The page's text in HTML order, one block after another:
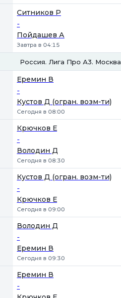
Ситников Р
-
Пойдашев А
Завтра в 04:15
Россия. Лига Про А3. Москва
Еремин В
-
Кустов Д (огран. возм-ти)
Сегодня в 08:00
Крючков Е
-
Володин Д
Сегодня в 08:30
Кустов Д (огран. возм-ти)
-
Крючков Е
Сегодня в 09:00
Володин Д
-
Еремин В
Сегодня в 09:30
Еремин В
-